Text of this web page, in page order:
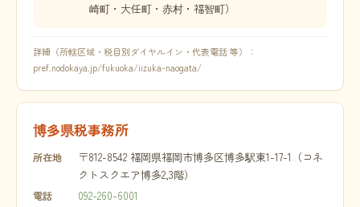
崎町・大任町・赤村・福智町）
詳細（所轄区域・税目別ダイヤルイン・代表電話 等）：
pref.nodokaya.jp/fukuoka/iizuka-naogata/
博多県税事務所
所在地
〒812-8542 福岡県福岡市博多区博多駅東1-17-1（コネ
クトスクエア博多2,3階）
電話 092-260-6001